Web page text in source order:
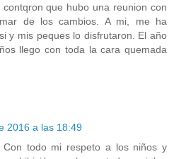
contqron que hubo una reunion con
de los cambios. A mi, me ha
y mis peques lo disfrutaron. El año
llego con toda la cara quemada
2016 a las 18:49
Con todo mi respeto a los niños y